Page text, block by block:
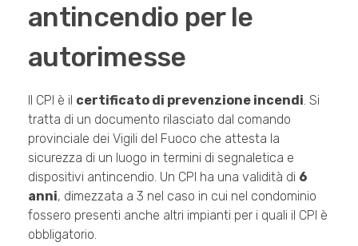
antincendio per le
autorimesse
Il CPI è il certificato di prevenzione incendi . Si
tratta di un documento rilasciato dal comando
provinciale dei Vigili del Fuoco che attesta la
sicurezza di un luogo in termini di segnaletica e
dispositivi antincendio. Un CPI ha una validità di 6
anni, dimezzata a 3 nel caso in cui nel condominio
fossero presenti anche altri impianti per i quali il CPI è
obbligatorio.